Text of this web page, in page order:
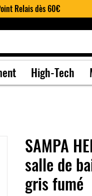
Relais dès 60€
High-Tech
SAMPA
salle de
gris fumé